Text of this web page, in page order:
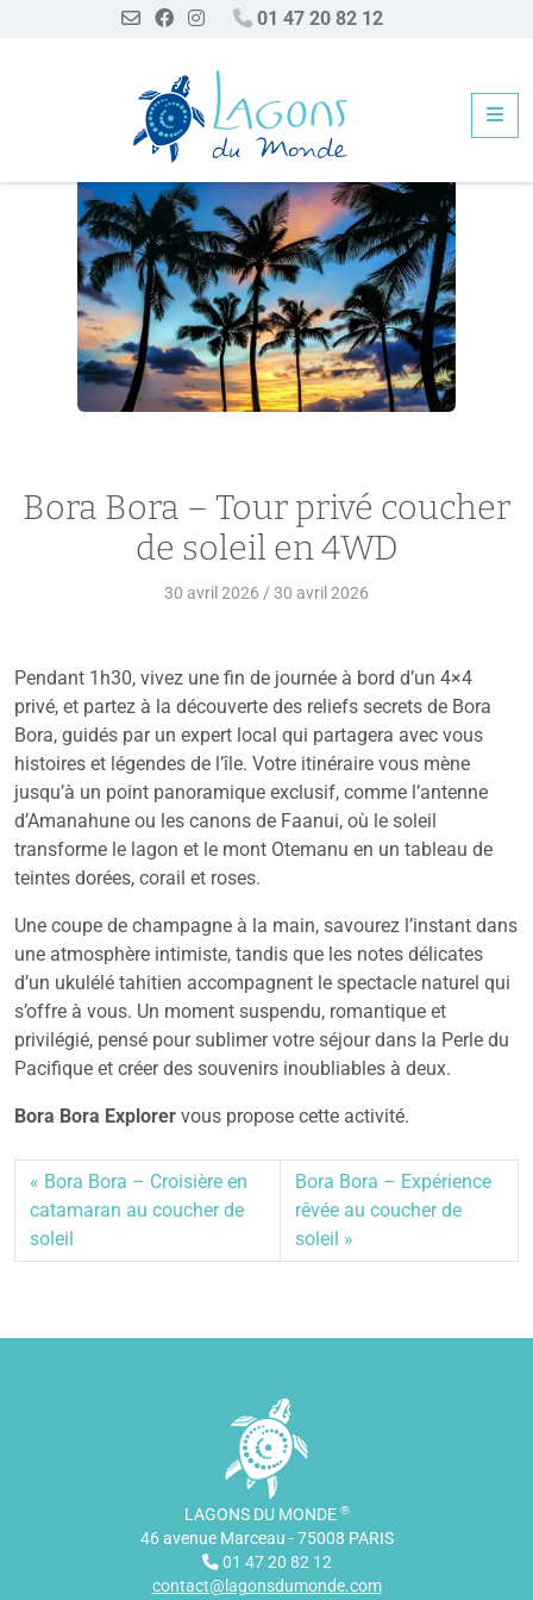
01 47 20 82 12
Bora Bora – Tour privé coucher de soleil en 4WD
Bora Bora – Tour privé coucher
de soleil en 4WD
30 avril 2026 / 30 avril 2026
Pendant 1h30, vivez une fin de journée à bord d’un 4×4
privé, et partez à la découverte des reliefs secrets de Bora
Bora, guidés par un expert local qui partagera avec vous
histoires et légendes de l’île. Votre itinéraire vous mène
jusqu’à un point panoramique exclusif, comme l’antenne
d’Amanahune ou les canons de Faanui, où le soleil
transforme le lagon et le mont Otemanu en un tableau de
teintes dorées, corail et roses.
Une coupe de champagne à la main, savourez l’instant dans
une atmosphère intimiste, tandis que les notes délicates
d’un ukulélé tahitien accompagnent le spectacle naturel qui
s’offre à vous. Un moment suspendu, romantique et
privilégié, pensé pour sublimer votre séjour dans la Perle du
Pacifique et créer des souvenirs inoubliables à deux.
Bora Bora Explorer vous propose cette activité.
Bora Bora – Croisière en
catamaran au coucher de
soleil
Bora Bora – Expérience
rêvée au coucher de
soleil
LAGONS DU MONDE ®
46 avenue Marceau - 75008 PARIS
01 47 20 82 12
contact@lagonsdumonde.com